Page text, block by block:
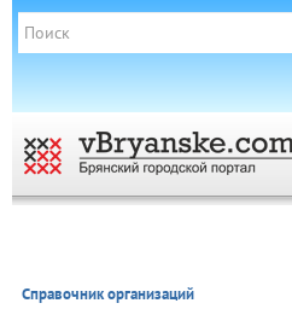
Справочник организаций